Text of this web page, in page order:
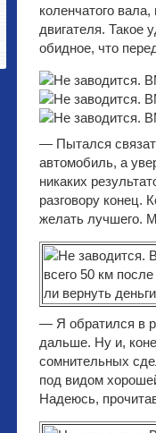
коленчатого
двигателя. Такое
обидное, что
— Пытался
автомобиль, а
никаких
разговору конец.
желать лучшего.
— Я обратился в
дальше. Ну и,
сомнительных
под видом
Надеюсь,